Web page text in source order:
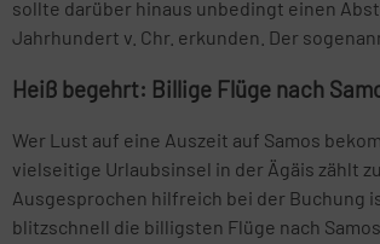
sollte darüber hinaus unbedingt einen
Jahrhundert v. Chr. erkunden. Der
Heiß begehrt: Billige Flüge nach
Wer Lust auf eine Auszeit auf Samos
vielseitige Urlaubsinsel in der Ägäis zählt
Ausgesprochen hilfreich bei der Buchung
blitzschnell die billigsten Flüge nach